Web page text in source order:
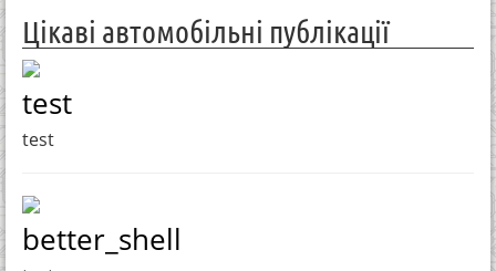
Цікаві автомобільні публікації
test
test
better_shell